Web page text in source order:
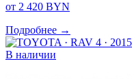
от 2 420 BYN
Подробнее →
В наличии